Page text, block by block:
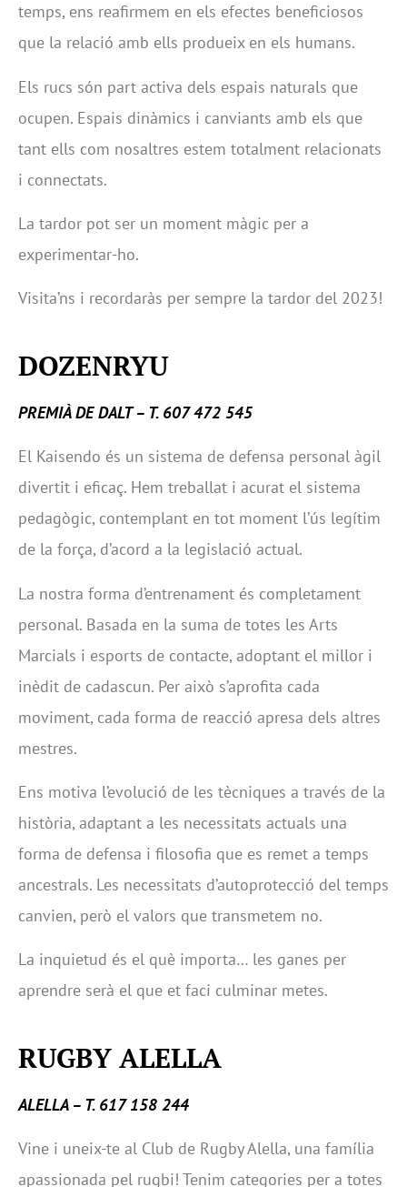
temps, ens reafirmem en els efectes beneficiosos
que la relació amb ells produeix en els humans.
Els rucs són part activa dels espais naturals que
ocupen. Espais dinàmics i canviants amb els que
tant ells com nosaltres estem totalment relacionats
i connectats.
La tardor pot ser un moment màgic per a
experimentar-ho.
Visita’ns i recordaràs per sempre la tardor del 2023!
DOZENRYU
PREMIÀ DE DALT – T. 607 472 545
El Kaisendo és un sistema de defensa personal àgil
divertit i eficaç. Hem treballat i acurat el sistema
pedagògic, contemplant en tot moment l’ús legítim
de la força, d’acord a la legislació actual.
La nostra forma d’entrenament és completament
personal. Basada en la suma de totes les Arts
Marcials i esports de contacte, adoptant el millor i
inèdit de cadascun. Per això s’aprofita cada
moviment, cada forma de reacció apresa dels altres
mestres.
Ens motiva l’evolució de les tècniques a través de la
història, adaptant a les necessitats actuals una
forma de defensa i filosofia que es remet a temps
ancestrals. Les necessitats d’autoprotecció del temps
canvien, però el valors que transmetem no.
La inquietud és el què importa… les ganes per
aprendre serà el que et faci culminar metes.
RUGBY ALELLA
ALELLA – T. 617 158 244
Vine i uneix-te al Club de Rugby Alella, una família
apassionada pel rugbi! Tenim categories per a totes